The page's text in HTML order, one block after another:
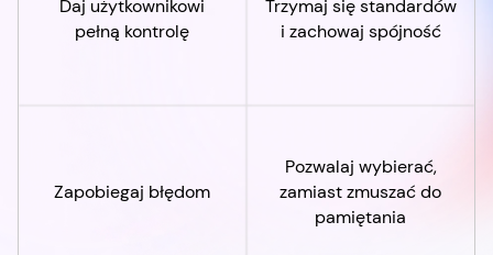
Daj użytkownikowi
pełną kontrolę
Trzymaj się standardów
i zachowaj spójność
Zapobiegaj błędom
Pozwalaj wybierać,
zamiast zmuszać do
pamiętania